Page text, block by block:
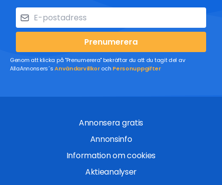
Prenumerera
Genom att klicka på "Prenumerera" bekräftar du att du tagit del av
AllaAnnonsers´sAnvändarvillkoroch Personuppgifter
Annonsera gratis
Annonsinfo
Information om cookies
Aktieanalyser